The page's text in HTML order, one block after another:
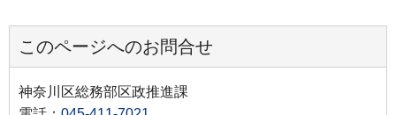
このページへのお問合せ
神奈川区総務部区政推進課